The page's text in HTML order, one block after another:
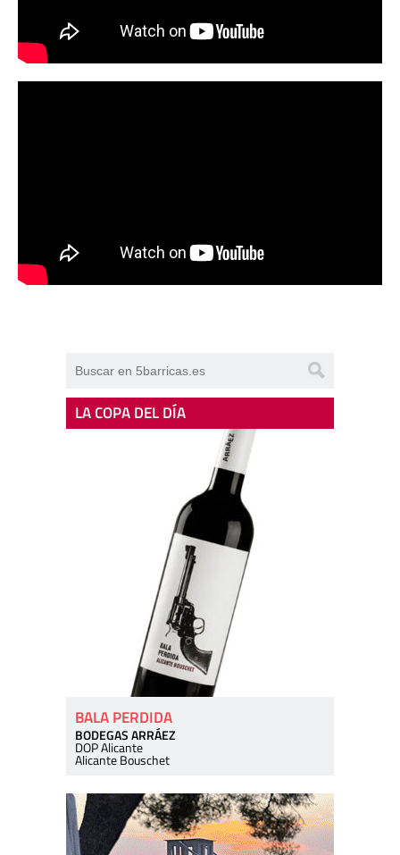
LA COPA DEL DÍA
BALA PERDIDA
BODEGAS ARRÁEZ
DOP Alicante
Alicante Bouschet